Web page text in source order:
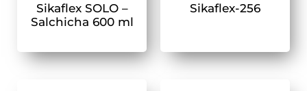
Sikaflex SOLO –
Salchicha 600 ml
Sikaflex-256